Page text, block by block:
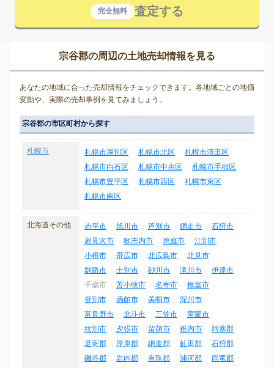
完全無料 査定する
宗谷郡の周辺の土地売却情報を見る
あなたの地域に合った売却情報をチェックできます。各地域ごとの地価
変動や、実際の売却事例を見てみましょう。
宗谷郡の市区町村から探す
札幌市 札幌市厚別区 札幌市北区
札幌市清田区
札幌市白石区
札幌市中央区
札幌市手稲区
札幌市豊平区
札幌市西区
札幌市東区
札幌市南区
北海道その他 赤平市 旭川市 芦別市 網走市
石狩市
岩見沢市
歌志内市 恵庭市
江別市
小樽市
帯広市 北広島市
北見市
釧路市
士別市 砂川市 滝川市
伊達市
千歳市
苫小牧市 名寄市
根室市
登別市
函館市 美唄市
深川市
富良野市
北斗市 三笠市
室蘭市
紋別市
夕張市 留萌市 稚内市
阿寒郡
足寄郡
厚岸郡 網走郡 虻田郡
石狩郡
磯谷郡
岩内郡 有珠郡 浦河郡
雨竜郡